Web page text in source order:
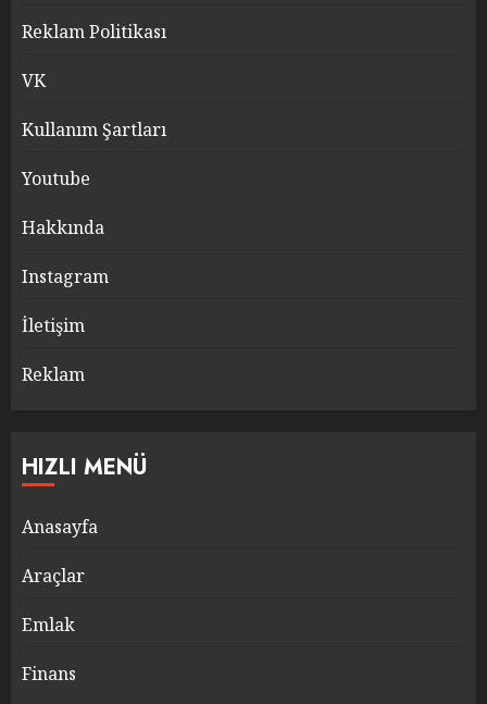
Reklam Politikası
VK
Kullanım Şartları
Youtube
Hakkında
Instagram
İletişim
Reklam
HIZLI MENÜ
Anasayfa
Araçlar
Emlak
Finans